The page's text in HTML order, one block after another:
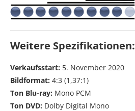
Weitere Spezifikationen:
Verkaufsstart: 5. November 2020
Bildformat: 4:3 (1,37:1)
Ton Blu-ray: Mono PCM
Ton DVD: Dolby Digital Mono